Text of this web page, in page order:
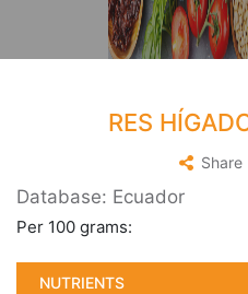
RES
Share
Database: Ecuador
Per 100 grams:
NUTRIENTS